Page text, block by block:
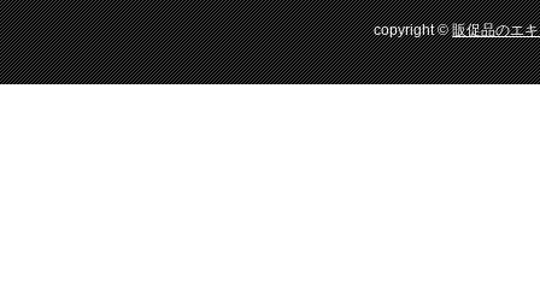
copyright ©販促品のエ